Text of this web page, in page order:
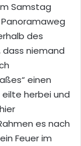
Samstag
Panoramaweg
des
dass niemand
einen
herbei und
es nach
Feuer im